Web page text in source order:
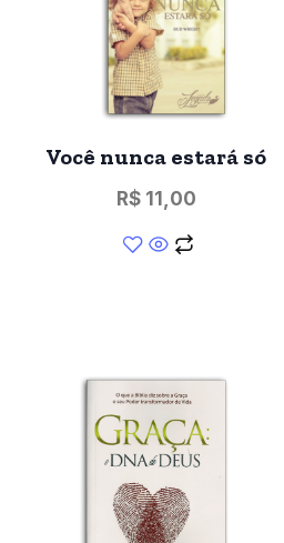
Você nunca estará só
R$11,00